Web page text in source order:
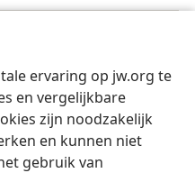
ervaring op jw.org te
en vergelijkbare
zijn noodzakelijk
en kunnen niet
gebruik van